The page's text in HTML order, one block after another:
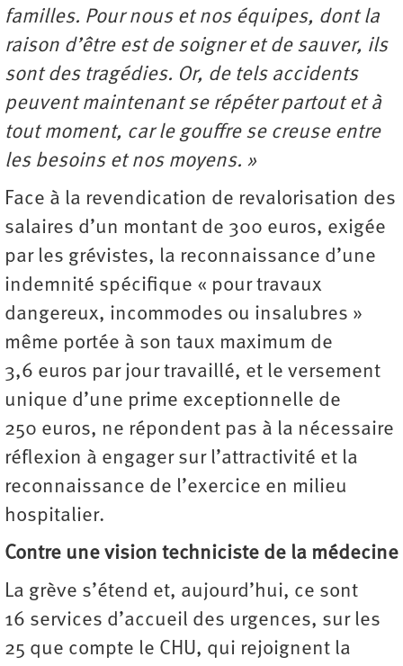
familles. Pour nous et nos équipes, dont la
raison d’être est de soigner et de sauver, ils
sont des tragédies. Or, de tels accidents
peuvent maintenant se répéter partout et à
tout moment, car le gouffre se creuse entre
les besoins et nos moyens. »
Face à la revendication de revalorisation des
salaires d’un montant de 300 euros, exigée
par les grévistes, la reconnaissance d’une
indemnité spécifique « pour travaux
dangereux, incommodes ou insalubres »
même portée à son taux maximum de
3,6 euros par jour travaillé, et le versement
unique d’une prime exceptionnelle de
250 euros, ne répondent pas à la nécessaire
réflexion à engager sur l’attractivité et la
reconnaissance de l’exercice en milieu
hospitalier.
Contre une vision techniciste de la médecine
La grève s’étend et, aujourd’hui, ce sont
16 services d’accueil des urgences, sur les
25 que compte le CHU, qui rejoignent la